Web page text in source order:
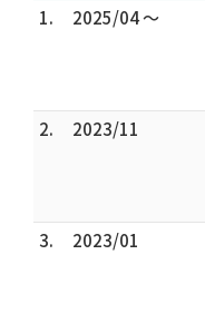
1.
2025/04 ～
2.
2023/11
3.
2023/01